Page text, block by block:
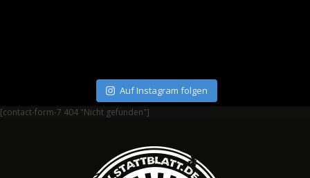
Auf Instagram folgen
[contact-form-7 404 "Nicht gefunden"]